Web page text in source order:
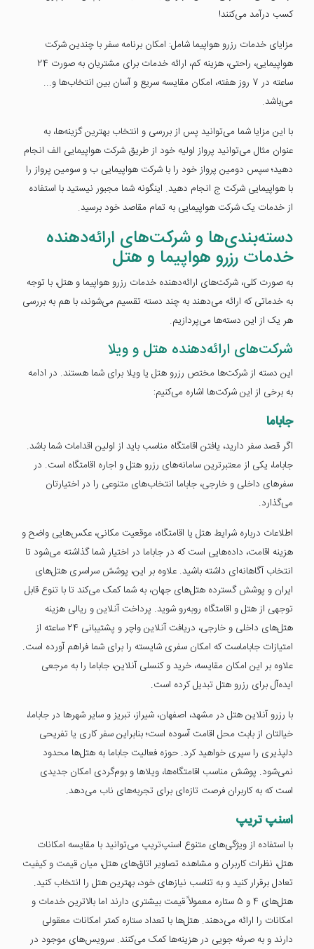
کسب درآمد می‌کنند!
مزایای خدمات رزرو هواپیما شامل: امکان برنامه سفر با چندین شرکت
هواپیمایی، راحتی، هزینه کم، ارائه خدمات برای مشتریان به صورت 24
ساعته در 7 روز هفته، امکان مقایسه سریع و آسان بین انتخاب‌ها و...
می‌باشد.
با این مزایا شما می‌توانید پس از بررسی و انتخاب بهترین گزینه‌ها، به
عنوان مثال می‌توانید پرواز اولیه خود از طریق شرکت هواپیمایی الف انجام
دهید؛ سپس دومین پرواز خود را با شرکت هواپیمایی ب و سومین پرواز را
با هواپیمایی شرکت ج انجام دهید. اینگونه شما مجبور نیستید با استفاده
از خدمات یک شرکت هواپیمایی به تمام مقاصد خود برسید.
دسته‌بندی‌ها و شرکت‌های ارائه‌دهنده
خدمات رزرو هواپیما و هتل
به صورت کلی، شرکت‌های ارائه‌دهنده خدمات رزرو هواپیما و هتل، با توجه
به خدماتی که ارائه می‌دهند به چند دسته تقسیم می‌شوند، با هم به بررسی
هر یک از این دسته‌ها می‌پردازیم.
شرکت‌های ارائه‌دهنده هتل و ویلا
این دسته از شرکت‌ها مختص رزرو هتل یا ویلا برای شما هستند. در ادامه
به برخی از این شرکت‌ها اشاره می‌کنیم:
جاباما
اگر قصد سفر دارید، یافتن اقامتگاه مناسب باید از اولین اقدامات شما باشد.
جاباما، یکی از معتبرترین سامانه‌های رزرو هتل و اجاره اقامتگاه است. در
سفرهای داخلی و خارجی، جاباما انتخاب‌های متنوعی را در اختیارتان
می‌گذارد.
اطلاعات درباره شرایط هتل یا اقامتگاه، موقعیت مکانی، عکس‌هایی واضح و
هزینه اقامت، داده‌هایی است که در جاباما در اختیار شما گذاشته می‌شود تا
انتخاب آگاهانه‌ای داشته باشید. علاوه بر این، پوشش سراسری هتل‌های
ایران و پوشش گسترده هتل‌های جهان، به شما کمک می‌کند تا با تنوع قابل‌
توجهی از هتل و اقامتگاه روبه‌رو شوید. پرداخت آنلاین و ریالی هزینه
هتل‌های داخلی و خارجی، دریافت آنلاین واچر و پشتیبانی 24 ساعته از
امتیازات جاباماست که امکان سفری شایسته را برای شما فراهم آورده است.
علاوه بر این امکان مقایسه، خرید و کنسلی آنلاین، جاباما را به مرجعی
ایده‌آل برای رزرو هتل تبدیل کرده است.
با رزرو آنلاین هتل در مشهد، اصفهان، شیراز، تبریز و سایر شهرها در جاباما،
خیالتان از بابت محل اقامت آسوده است؛ بنابراین سفر کاری یا تفریحی
دلپذیری را سپری خواهید کرد. حوزه فعالیت جاباما به هتل‌ها محدود
نمی‌شود. پوشش مناسب اقامتگاه‌ها، ویلاها و بوم‌گردی امکان جدیدی
است که به کاربران فرصت تازه‌ای برای تجربه‌های ناب می‌دهد.
اسنپ تریپ
با استفاده از ویژگی‌های متنوع اسنپ‌تریپ می‌توانید با مقایسه‌ امکانات
هتل، نظرات کاربران و مشاهده تصاویر اتاق‌های هتل، میان قیمت و کیفیت
تعادل برقرار کنید و به تناسب نیازهای خود، بهترین هتل را انتخاب کنید.
هتل‌های 4 و 5 ستاره معمولاً قیمت بیشتری دارند اما بالاترین خدمات و
امکانات را ارائه می‌دهند. هتل‌ها با تعداد ستاره کمتر امکانات معقولی
دارند و به صرفه جویی در هزینه‌ها کمک می‌کنند. سرویس‌های موجود در